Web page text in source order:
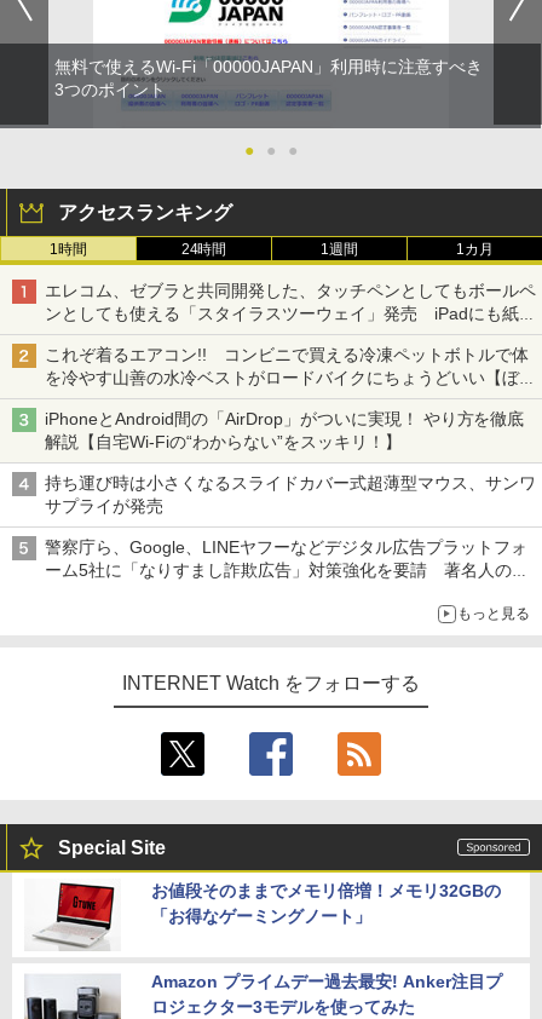
無料で使えるWi-Fi「00000JAPAN」利用時に注意すべき
3つのポイント
● ● ●
アクセスランキング
1時間 24時間 1週間 1カ月
エレコム、ゼブラと共同開発した、タッチペンとしてもボールペ
ンとしても使える「スタイラスツーウェイ」発売 iPadにも紙に
も、持ち替えずに書き込める
これぞ着るエアコン!! コンビニで買える冷凍ペットボトルで体
を冷やす山善の水冷ベストがロードバイクにちょうどいい【ぼっ
ち・ざ・ろーど！その14】【空いた時間でなにしてる？】
iPhoneとAndroid間の「AirDrop」がついに実現！ やり方を徹底
解説【自宅Wi-Fiの“わからない”をスッキリ！】
持ち運び時は小さくなるスライドカバー式超薄型マウス、サンワ
サプライが発売
警察庁ら、Google、LINEヤフーなどデジタル広告プラットフォ
ーム5社に「なりすまし詐欺広告」対策強化を要請 著名人の写
もっと見る
INTERNET Watch をフォローする
Special Site
お値段そのままでメモリ倍増！メモリ32GBの
「お得なゲーミングノート」
Amazon プライムデー過去最安! Anker注目プ
ロジェクター3モデルを使ってみた